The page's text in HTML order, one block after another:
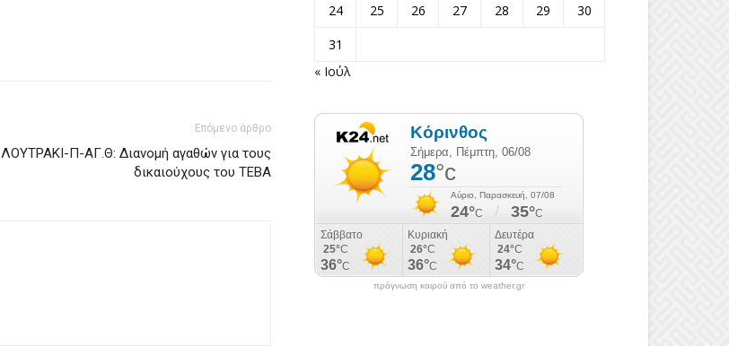
Επόμενο άρθρο
ΛΟΥΤΡΑΚΙ-Π-ΑΓ.Θ: Διανομή αγαθών για τους
δικαιούχους του ΤΕΒΑ
24
25 26 27 28 29
30
31
« Ιούλ
πρόγνωση καιρού από το weather.gr